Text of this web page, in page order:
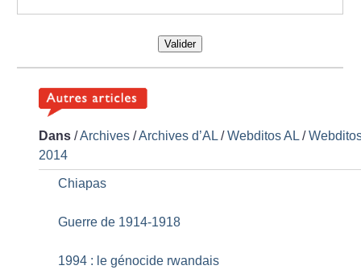
Valider
Dans /Archives /Archives d’AL /Webditos AL /
2014
Chiapas
Guerre de 1914-1918
1994 : le génocide rwandais